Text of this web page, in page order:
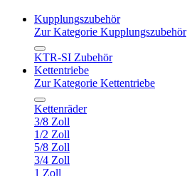
Kupplungszubehör
Zur Kategorie Kupplungszubehör
KTR-SI Zubehör
Kettentriebe
Zur Kategorie Kettentriebe
Kettenräder
3/8 Zoll
1/2 Zoll
5/8 Zoll
3/4 Zoll
1 Zoll